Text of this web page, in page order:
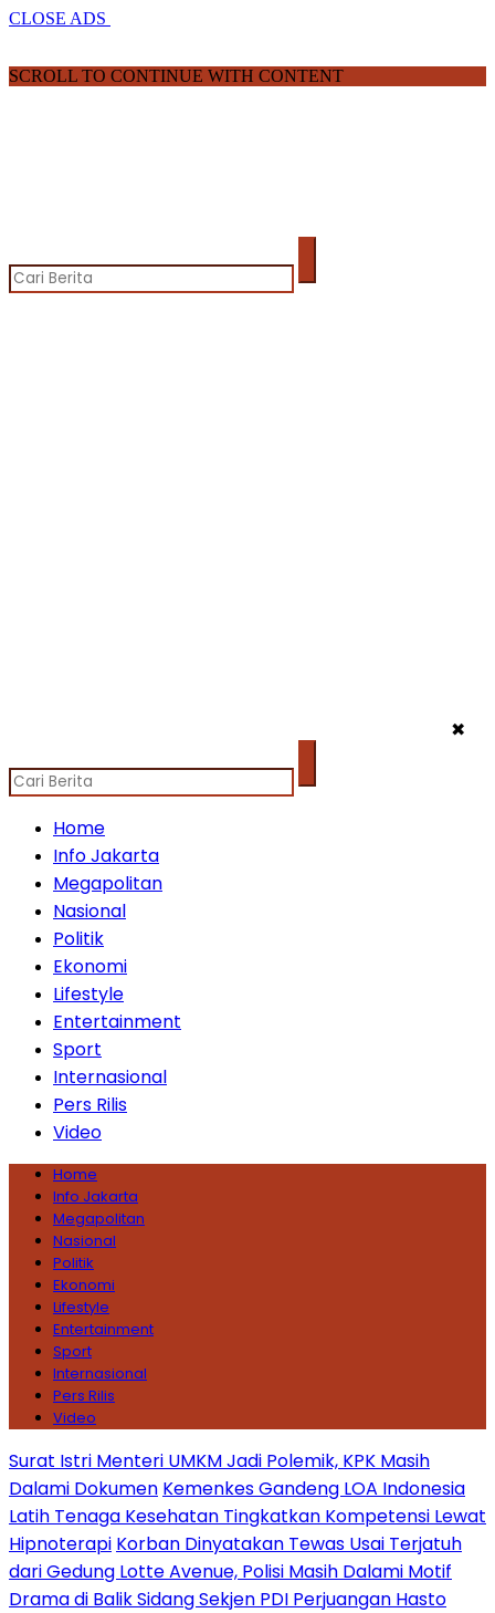
CLOSE ADS
SCROLL TO CONTINUE WITH CONTENT
✖
Home
Info Jakarta
Megapolitan
Nasional
Politik
Ekonomi
Lifestyle
Entertainment
Sport
Internasional
Pers Rilis
Video
Home
Info Jakarta
Megapolitan
Nasional
Politik
Ekonomi
Lifestyle
Entertainment
Sport
Internasional
Pers Rilis
Video
Surat Istri Menteri UMKM Jadi Polemik, KPK Masih
Dalami Dokumen Kemenkes Gandeng LOA Indonesia
Latih Tenaga Kesehatan Tingkatkan Kompetensi Lewat
Hipnoterapi Korban Dinyatakan Tewas Usai Terjatuh
dari Gedung Lotte Avenue, Polisi Masih Dalami Motif
Drama di Balik Sidang Sekjen PDI Perjuangan Hasto